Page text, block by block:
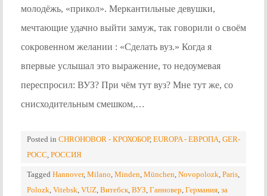
молодёжь, «прикол». Меркантильные девушки,
мечтающие удачно выйти замуж, так говорили о своём
сокровенном желании : «Сделать вуз.» Когда я
впервые услышал это выражение, то недоумевая
переспросил: ВУЗ? При чём тут вуз? Мне тут же, со
снисходительным смешком,…
Posted in CHROHOBOR - КРОХОБОР, EUROPA - ЕВРОПА, GER-
POCC, РОССИЯ
Tagged Hannover, Milano, Minden, München, Novopolozk, Paris,
Polozk, Vitebsk, VUZ, Витебск, ВУЗ, Ганновер, Германия, за